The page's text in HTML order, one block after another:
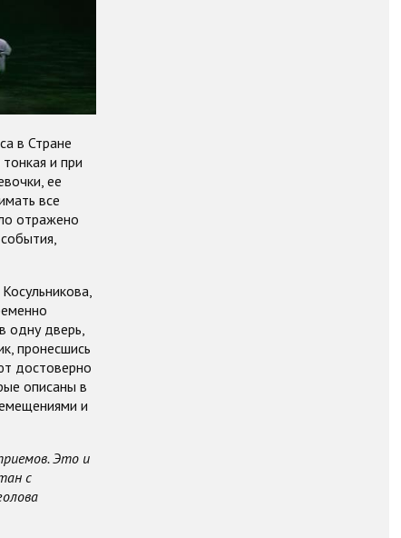
в Стране
и при
ее
все
отражено
одну дверь,
пронесшись
достоверно
описаны в
и
Это и
с